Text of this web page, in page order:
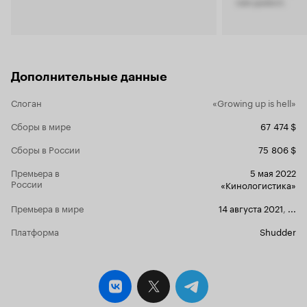
вам
как
реалии
любовники»,
это
отношению
означает
если и не
жалости и
Дополнительные данные
Слоган
«Growing up is hell»
Сборы в мире
67 474 $
Сборы в России
75 806 $
Премьера в
России
5 мая 2022
«Кинологистика»
Премьера в мире
14 августа 2021
Платформа
Shudder